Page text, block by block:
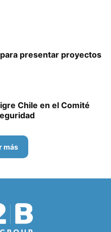
presentar proyectos
Chile en el Comité
más